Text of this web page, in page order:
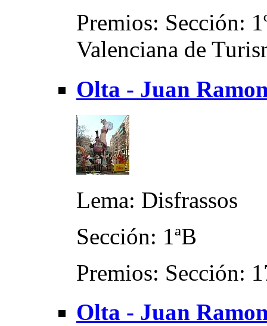
Premios: Sección:
Valenciana de
Olta - Juan
Lema: Disfrassos
Sección: 1ªB
Premios: Sección:
Olta - Juan